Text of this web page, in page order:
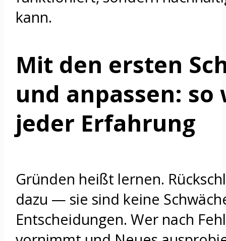
kann.
Mit den ersten
und anpassen:
jeder Erfahrung
Gründen heißt lernen.
dazu — sie sind keine
Entscheidungen. Wer nach